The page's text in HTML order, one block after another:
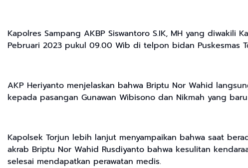
Kapolres Sampang AKBP Siswantoro S.IK, MH yang
Pebruari 2023 pukul 09.00 Wib di telpon bidan Puskesmas
AKP Heriyanto menjelaskan bahwa Briptu Nor Wahid
kepada pasangan Gunawan Wibisono dan Nikmah yang
Kapolsek Torjun lebih lanjut menyampaikan bahwa saat
akrab Briptu Nor Wahid Rusdiyanto bahwa kesulitan
selesai mendapatkan perawatan medis.